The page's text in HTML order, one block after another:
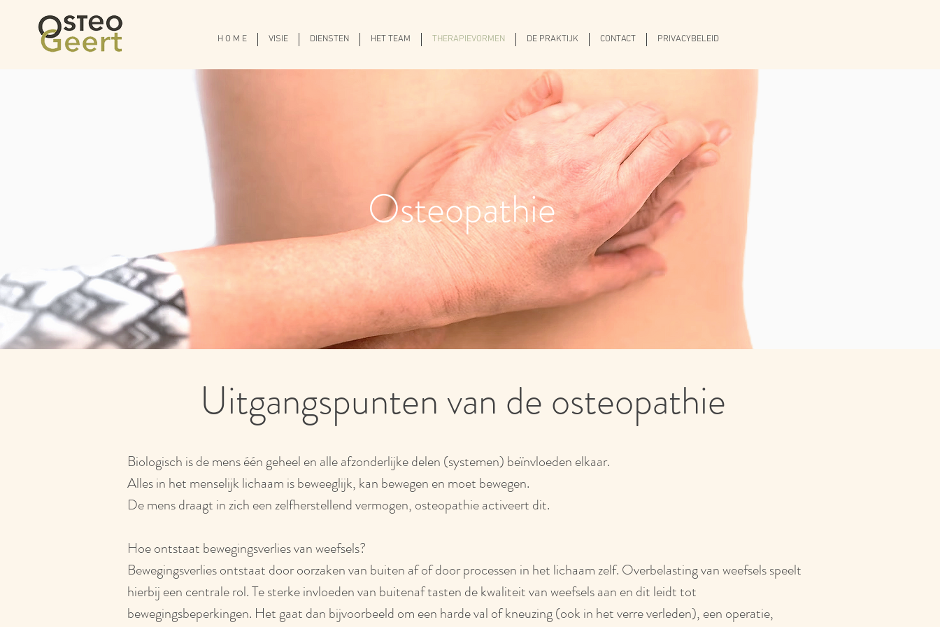
H O M E VISIE DIENSTEN HET TEAM THERAPIEVORMEN DE PRAKTIJK CONTACT PRIVACYBELEID
Osteopathie
Uitgangspunten van de osteopathie
Biologisch is de mens één geheel en alle afzonderlijke delen (systemen) beïnvloeden elkaar.
Alles in het menselijk lichaam is beweeglijk, kan bewegen en moet bewegen.
De mens draagt in zich een zelfherstellend vermogen, osteopathie activeert dit.
Hoe ontstaat bewegingsverlies van weefsels?
Bewegingsverlies ontstaat door oorzaken van buiten af of door processen in het lichaam zelf. Overbelasting van weefsels speelt
hierbij een centrale rol. Te sterke invloeden van buitenaf tasten de kwaliteit van weefsels aan en dit leidt tot
bewegingsbeperkingen. Het gaat dan bijvoorbeeld om een harde val of kneuzing (ook in het verre verleden), een operatie,